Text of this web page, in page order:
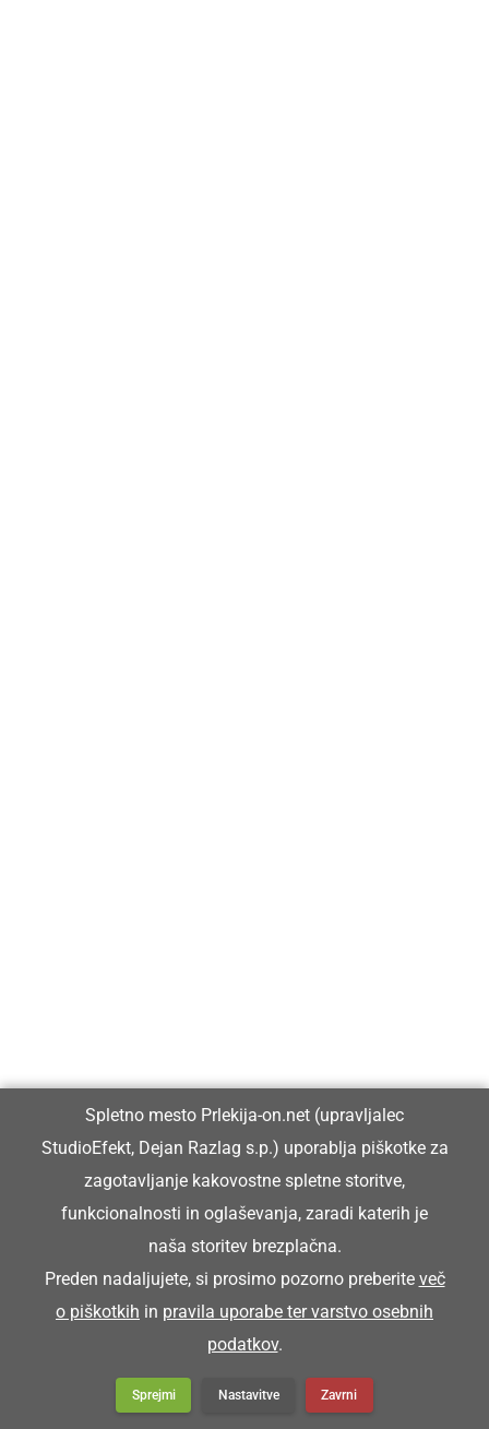
Spletno mesto Prlekija-on.net (upravljalec
StudioEfekt, Dejan Razlag s.p.) uporablja piškotke za
zagotavljanje kakovostne spletne storitve,
funkcionalnosti in oglaševanja, zaradi katerih je
naša storitev brezplačna.
Preden nadaljujete, si prosimo pozorno preberite več
o piškotkih in pravila uporabe ter varstvo osebnih
podatkov.
Sprejmi Nastavitve Zavrni